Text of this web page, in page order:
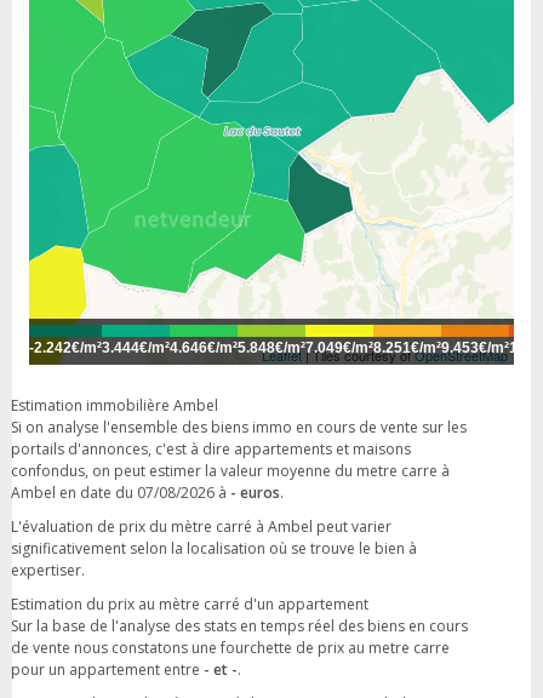
Leaflet| Tiles courtesy ofOpenStreetMap
-2.242€/m²3.444€/m²4.646€/m²5.848€/m²7.049€/m²8.251€/m²9.453€/m²
Estimation immobilière Ambel
Si on analyse l'ensemble des biens immo en cours de vente sur les
portails d'annonces, c'est à dire appartements et maisons
confondus, on peut estimer la valeur moyenne du metre carre à
Ambel en date du 07/08/2026 à - euros.
L'évaluation de prix du mètre carré à Ambel peut varier
significativement selon la localisation où se trouve le bien à
expertiser.
Estimation du prix au mètre carré d'un appartement
Sur la base de l'analyse des stats en temps réel des biens en cours
de vente nous constatons une fourchette de prix au metre carre
pour un appartement entre - et -.